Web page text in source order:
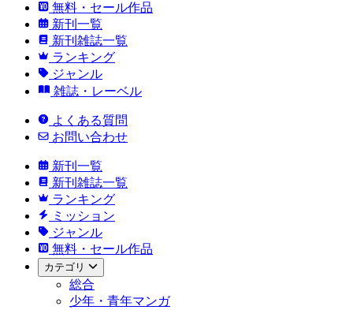
無料・セール作品
新刊一覧
新刊雑誌一覧
ランキング
ジャンル
雑誌・レーベル
よくある質問
お問い合わせ
新刊一覧
新刊雑誌一覧
ランキング
ミッション
ジャンル
無料・セール作品
カテゴリ
総合
少年・青年マンガ